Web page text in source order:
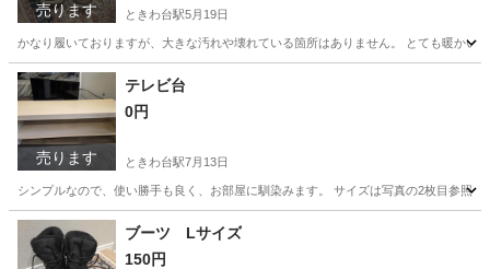
売ります ときわ台駅5月19日
かなり履いておりますが、大きな汚れや壊れている箇所はありません。 とても暖か
東京 板橋区 ときわ台駅
売ります
テレビ台
0円
ときわ台駅7月13日
シンプルなので、使い勝手も良く、お部屋に馴染みます。 サイズは写真の2枚目参照
東京 板橋区 ときわ台駅 収納家具
ブーツ Lサイズ
150円